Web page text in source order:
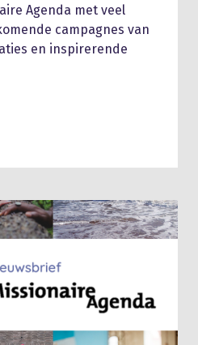
Agenda met veel
campagnes van
en inspirerende